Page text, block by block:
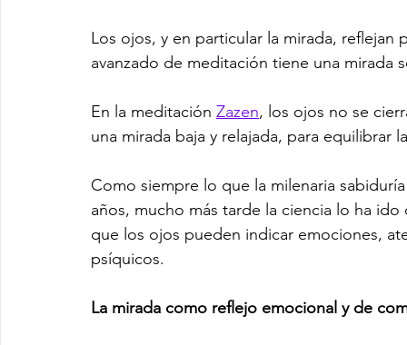
Los ojos, y en particular la mirada,
avanzado de meditación tiene una mirada
En la meditación Zazen, los ojos no se
una mirada baja y relajada, para equilibrar
Como siempre lo que la milenaria
años, mucho más tarde la ciencia lo ha
que los ojos pueden indicar emociones,
psíquicos.
La mirada como reflejo emocional y de